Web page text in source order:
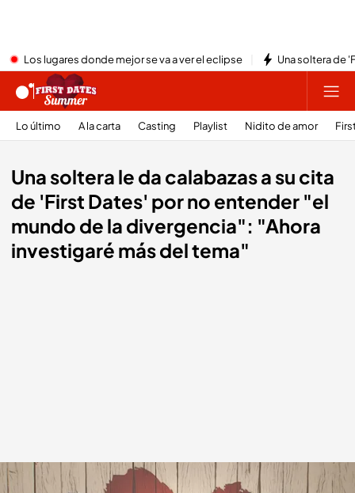
Los lugares donde mejor se va a ver el eclipse Una soltera de
Lo último A la carta Casting Playlist Nidito de amor
Una soltera le da calabazas a su cita
de 'First Dates' por no entender "el
mundo de la divergencia": "Ahora
investigaré más del tema"
Una soltera rechaza a su cita por sus excasos conocimientos en "el mundo
de la divergencia"